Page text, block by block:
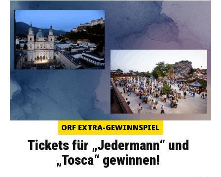
ORF EXTRA-GEWINNSPIEL
Tickets für „Jedermann“ und
„Tosca“ gewinnen!